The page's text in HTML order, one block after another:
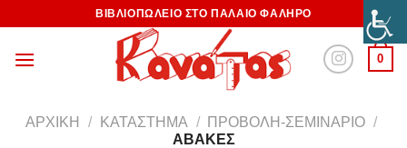
ΒΙΒΛΙΟΠΩΛΕΙΟ ΣΤΟ ΠΑΛΑΙΟ ΦΑΛΗΡΟ
0
ΑΡΧΙΚΉ / ΚΑΤΆΣΤΗΜΑ / ΠΡΟΒΟΛΉ-ΣΕΜΙΝΆΡΙΟ /
ΑΒΑΚΕΣ